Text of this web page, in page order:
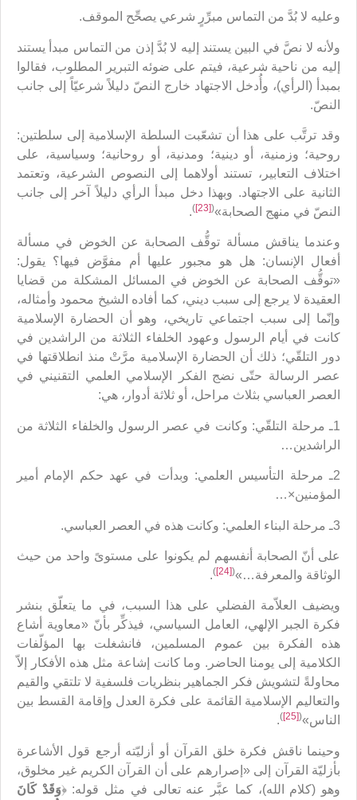
وعليه لا بُدَّ من التماس مبرِّرٍ شرعي يصحِّح الموقف.
ولأنه لا نصَّ في البين يستند إليه لا بُدَّ إذن من التماس مبدأ يستند
إليه من ناحية شرعية، فيتم على ضوئه التبرير المطلوب، فقالوا
بمبدأ (الرأي)، وأُدخل الاجتهاد خارج النصّ دليلاً شرعيّاً إلى جانب
النصّ.
وقد ترتَّب على هذا أن تشعّبت السلطة الإسلامية إلى سلطتين:
روحية؛ وزمنية، أو دينية؛ ومدنية، أو روحانية؛ وسياسية، على
اختلاف التعابير، تستند أولاهما إلى النصوص الشرعية، وتعتمد
الثانية على الاجتهاد. وبهذا دخل مبدأ الرأي دليلاً آخر إلى جانب
النصّ في منهج الصحابة»(
[23]
)
.
وعندما يناقش مسألة توقُّف الصحابة عن الخوض في مسألة
أفعال الإنسان: هل هو مجبور عليها أم مفوَّض فيها؟ يقول:
«توقُّف الصحابة عن الخوض في المسائل المشكلة من قضايا
العقيدة لا يرجع إلى سبب ديني، كما أفاده الشيخ محمود وأمثاله،
وإنّما إلى سبب اجتماعي تاريخي، وهو أن الحضارة الإسلامية
كانت في أيام الرسول وعهود الخلفاء الثلاثة من الراشدين في
دور التلقّي؛ ذلك أن الحضارة الإسلامية مرَّتْ منذ انطلاقتها في
عصر الرسالة حتّى نضج الفكر الإسلامي العلمي التقنيني في
العصر العباسي بثلاث مراحل، أو ثلاثة أدوار، هي:
1ـ مرحلة التلقّي: وكانت في عصر الرسول والخلفاء الثلاثة من
الراشدين…
2ـ مرحلة التأسيس العلمي: وبدأت في عهد حكم الإمام أمير
المؤمنين×…
3ـ مرحلة البناء العلمي: وكانت هذه في العصر العباسي.
على أنّ الصحابة أنفسهم لم يكونوا على مستوىً واحد من حيث
الوثاقة والمعرفة…»(
[24]
)
.
ويضيف العلاّمة الفضلي على هذا السبب، في ما يتعلّق بنشر
فكرة الجبر الإلهي، العامل السياسي، فيذكِّر بأنّ «معاوية أشاع
هذه الفكرة بين عموم المسلمين، فانشغلت بها المؤلّفات
الكلامية إلى يومنا الحاضر. وما كانت إشاعة مثل هذه الأفكار إلاّ
محاولةً لتشويش فكر الجماهير بنظريات فلسفية لا تلتقي والقيم
والتعاليم الإسلامية القائمة على فكرة العدل وإقامة القسط بين
الناس»(
[25]
)
.
وحينما ناقش فكرة خلق القرآن أو أزليّته أرجع قول الأشاعرة
بأزليّة القرآن إلى «إصرارهم على أن القرآن الكريم غير مخلوق،
وهو (كلام الله)، كما عبَّر عنه تعالى في مثل قوله: ﴿وَقَدْ كَانَ